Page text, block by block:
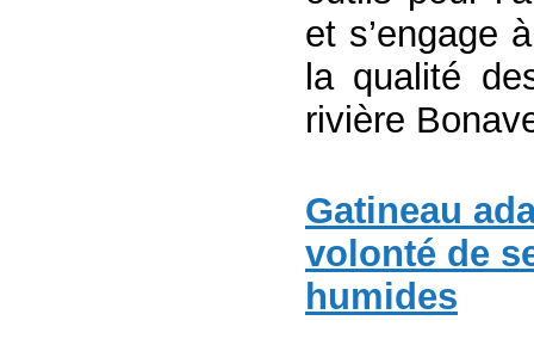
et s’engage
la qualité
rivière
Gatineau
volonté de
humides